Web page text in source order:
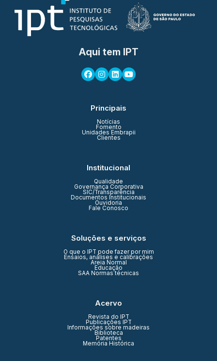
Aqui tem IPT
Principais
Notícias
Fomento
Unidades Embrapii
Clientes
Institucional
Qualidade
Governança Corporativa
SIC/Transparência
Documentos Institucionais
Ouvidoria
Fale Conosco
Soluções e serviços
O que o IPT pode fazer por mim
Ensaios, análises e calibrações
Areia Normal
Educação
SAA Normas técnicas
Acervo
Revista do IPT
Publicações IPT
Informações sobre madeiras
Biblioteca
Patentes
Memória Histórica